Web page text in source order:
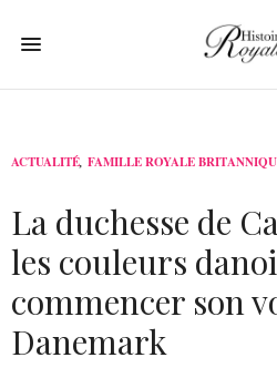
ACTUALITÉ, FAMILLE ROYALE
La duchesse de
les couleurs
commencer son
Danemark